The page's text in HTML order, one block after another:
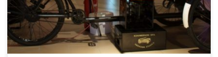
Handmatig brouwen: […]